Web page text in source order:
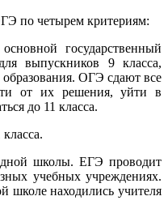
по четырем критериям:
государственный
выпускников 9 класса,
ОГЭ сдают все
от их решения, уйти в
до 11 класса.
школы. ЕГЭ проводит
учебных учреждениях.
школе находились учителя